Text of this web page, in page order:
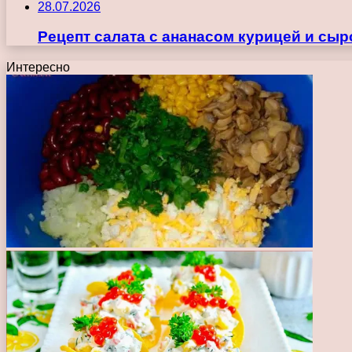
28.07.2026
Рецепт салата с ананасом курицей и
Интересно